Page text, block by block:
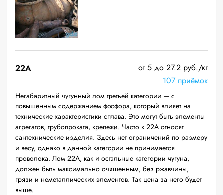
22A
от 5 до 27.2 руб./кг
107 приёмок
Негабаритный чугунный лом третьей категории — с
повышенным содержанием фосфора, который влияет на
технические характеристики сплава. Это могут быть элементы
агрегатов, трубопроката, крепежи. Часто к 22А относят
сантехнические изделия. Здесь нет ограничений по размеру
и весу, однако в данной категории не принимается
проволока. Лом 22А, как и остальные категории чугуна,
должен быть максимально очищенным, без ржавчины,
грязи и неметаллических элементов. Так цена за него будет
выше.